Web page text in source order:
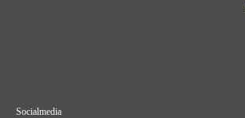
Socialmedia